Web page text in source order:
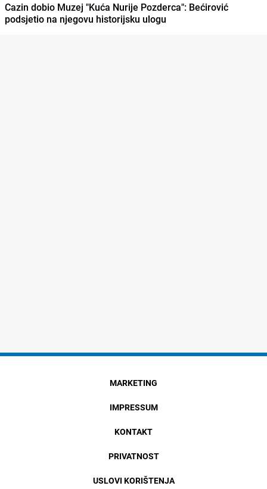
Cazin dobio Muzej "Kuća Nurije Pozderca": Bećirović
podsjetio na njegovu historijsku ulogu
MARKETING
IMPRESSUM
KONTAKT
PRIVATNOST
USLOVI KORIŠTENJA